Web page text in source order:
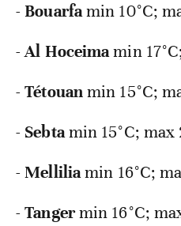
-Bouarfamin 10°C;
-Al Hoceimamin
-Tétouanmin 15°C;
- Sebtamin 15°C; max
-Melliliamin 16°C;
-Tangermin 16°C;